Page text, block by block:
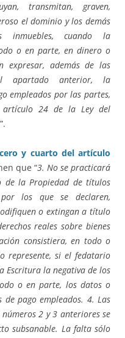
transmitan, graven,
el dominio y los demás
inmuebles, cuando la
o en parte, en dinero o
expresar, además de las
apartado anterior, la
empleados por las partes,
artículo 24 de la Ley del
y cuarto del artículo
que “3. No se practicará
de la Propiedad de títulos
los que se declaren,
o extingan a título
reales sobre bienes
consistiera, en todo o
represente, si el fedatario
Escritura la negativa de los
o en parte, los datos o
pago empleados. 4. Las
2 y 3 anteriores se
subsanable. La falta sólo